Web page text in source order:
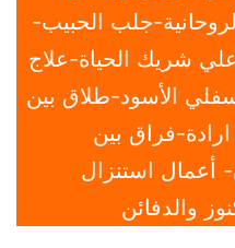
جلب الحبيب-
شريك الحياة-علاج
الأسود-طلاق بين
فراق بين
أعمال استنزال
والدفائن